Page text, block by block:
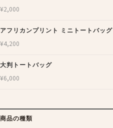
¥2,000
アフリカンプリント ミニトートバッグ
¥4,200
大判トートバッグ
¥6,000
商品の種類